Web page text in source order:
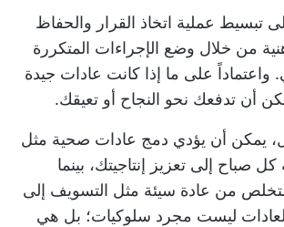
تبسيط عملية اتخاذ القرار والحفاظ
من خلال وضع الإجراءات المتكررة
واعتماداً على ما إذا كانت عادات جيدة
أن تدفعك نحو النجاح أو تعيقك.
يمكن أن يؤدي دمج عادات صحية مثل
صباح إلى تعزيز إنتاجيتك، بينما
من عادة سيئة مثل التسويف إلى
ليست مجرد سلوكيات؛ بل هي